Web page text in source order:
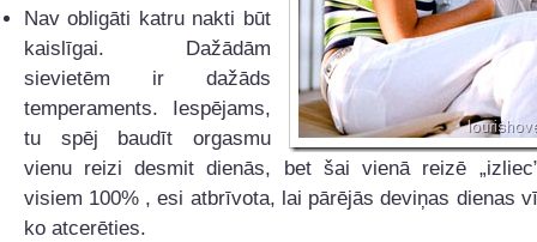
Nav obligāti katru nakti būt
kaislīgai. Dažādām
sievietēm ir dažāds
temperaments. Iespējams,
tu spēj baudīt orgasmu
vienu reizi desmit dienās, bet šai vienā reizē
visiem 100% , esi atbrīvota, lai pārējās deviņas dienas
ko atcerēties.